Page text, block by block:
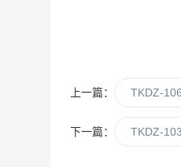
上一篇： TKDZ-
下一篇： TKDZ-